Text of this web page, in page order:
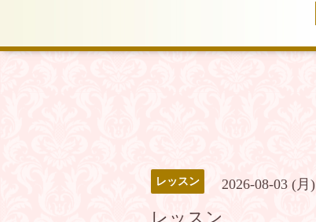
レッスン 2026-08-03 (月)
レッスン